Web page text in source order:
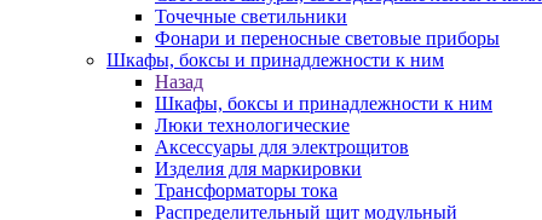
Точечные светильники
Фонари и переносные световые приборы
Шкафы, боксы и принадлежности к ним
Назад
Шкафы, боксы и принадлежности к ним
Люки технологические
Аксессуары для электрощитов
Изделия для маркировки
Трансформаторы тока
Распределительный щит модульный